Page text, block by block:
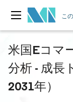
こ
米国Eコマ
分析 - 成長
2031年）